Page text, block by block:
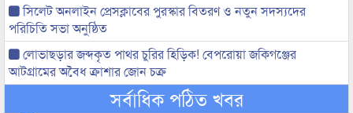
সিলেট অনলাইন প্রেসক্লাবের পুরস্কার বিতরণ ও নতুন সদস্যদের
পরিচিতি সভা অনুষ্ঠিত
লোভাছড়ার জব্দকৃত পাথর চুরির হিড়িক! বেপরোয়া জকিগঞ্জের
আটগ্রামের অবৈধ ক্রাশার জোন চক্র
সর্বাধিক পঠিত খবর